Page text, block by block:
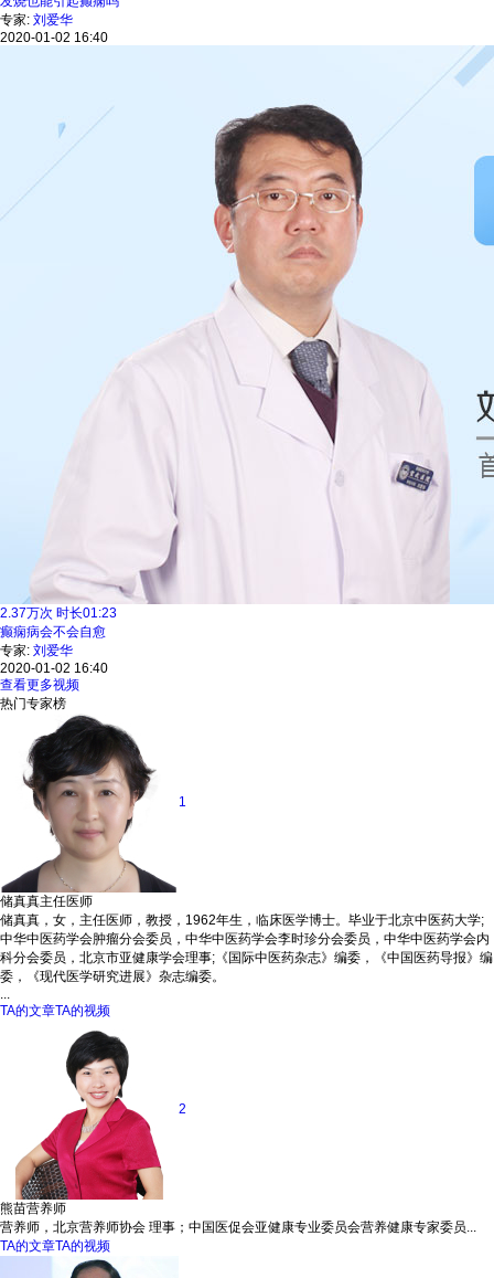
专家: 刘爱华
2020-01-02 16:40
2.37万次 时长01:23
癫痫病会不会自愈
专家: 刘爱华
2020-01-02 16:40
查看更多视频
热门专家榜
1
储真真主任医师
储真真，女，主任医师，教授，1962年生，临床医学博士。毕业于北京中医药大学;
中华中医药学会肿瘤分会委员，中华中医药学会李时珍分会委员，中华中医药学会内
科分会委员，北京市亚健康学会理事;《国际中医药杂志》编委，《中国医药导报》编
委，《现代医学研究进展》杂志编委。
...
TA的文章TA的视频
2
熊苗营养师
营养师，北京营养师协会 理事；中国医促会亚健康专业委员会营养健康专家委员...
TA的文章TA的视频